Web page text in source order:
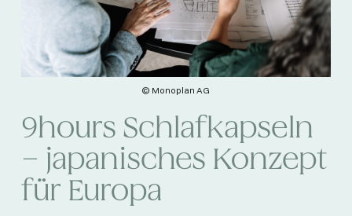
© Monoplan AG
9hours Schlafkapseln
– japanisches Konzept
für Europa